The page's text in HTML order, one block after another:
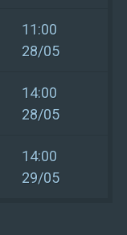
11:00
28/05
14:00
28/05
14:00
29/05